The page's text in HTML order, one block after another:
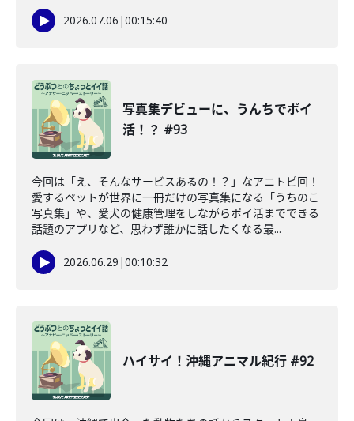
2026.07.06 |00:15:40
写真集デビューに、うんちでポイ
活！？ #93
今回は「え、そんなサービスあるの！？」なアニトピ回！
愛するペットが世界に一冊だけの写真集になる「うちのこ
写真集」や、愛犬の健康管理をしながらポイ活までできる
話題のアプリなど、思わず誰かに話したくなる最...
2026.06.29 |00:10:32
ハイサイ！沖縄アニマル紀行 #92